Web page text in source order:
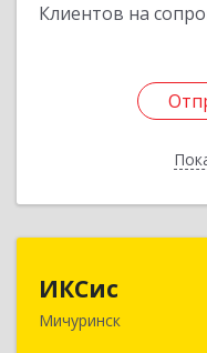
Клиентов на
ИКСис
Мичуринск